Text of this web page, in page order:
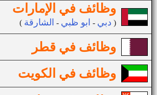
وظائف في الإمارات
( دبي - ابو ظبي - الشارقة )
وظائف في قطر
وظائف في الكويت